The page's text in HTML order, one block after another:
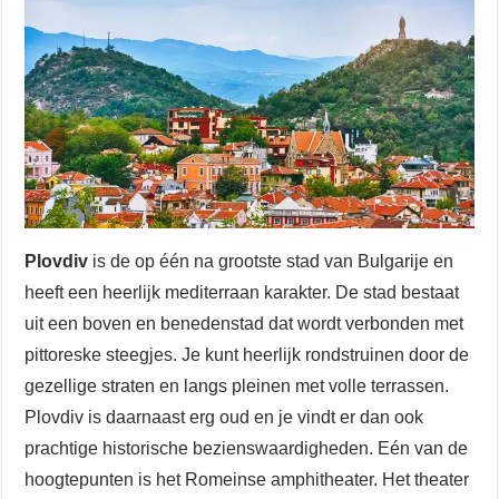
Plovdiv is de op één na grootste stad van Bulgarije en
heeft een heerlijk mediterraan karakter. De stad bestaat
uit een boven en benedenstad dat wordt verbonden met
pittoreske steegjes. Je kunt heerlijk rondstruinen door de
gezellige straten en langs pleinen met volle terrassen.
Plovdiv is daarnaast erg oud en je vindt er dan ook
prachtige historische bezienswaardigheden. Eén van de
hoogtepunten is het Romeinse amphitheater. Het theater